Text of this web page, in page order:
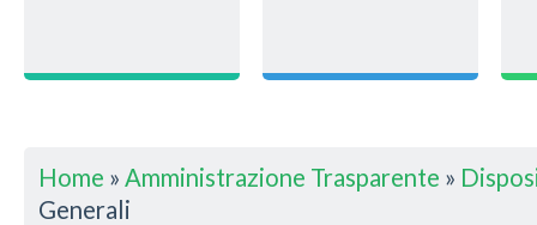
Home » Amministrazione Trasparente »
Generali